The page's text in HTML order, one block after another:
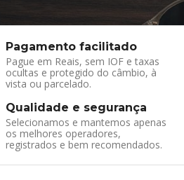
Pagamento facilitado
Pague em Reais, sem IOF e taxas
ocultas e protegido do câmbio, à
vista ou parcelado.
Qualidade e segurança
Selecionamos e mantemos apenas
os melhores operadores,
registrados e bem recomendados.